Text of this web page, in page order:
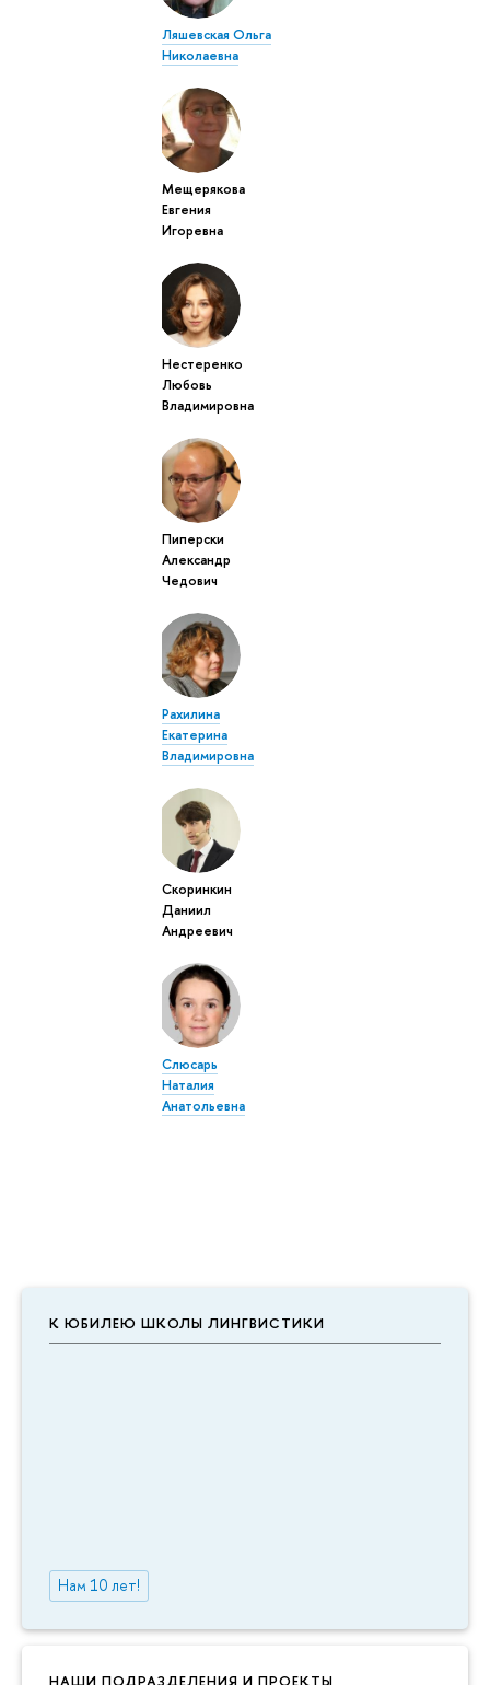
К ЮБИЛЕЮ ШКОЛЫ ЛИНГВИСТИКИ
Нам 10 лет!
НАШИ ПОДРАЗДЕЛЕНИЯ И ПРОЕКТЫ
Ляшевская Ольга
Николаевна
Мещерякова
Евгения
Игоревна
Нестеренко
Любовь
Владимировна
Пиперски
Александр
Чедович
Рахилина
Екатерина
Владимировна
Скоринкин
Даниил
Андреевич
Слюсарь
Наталия
Анатольевна